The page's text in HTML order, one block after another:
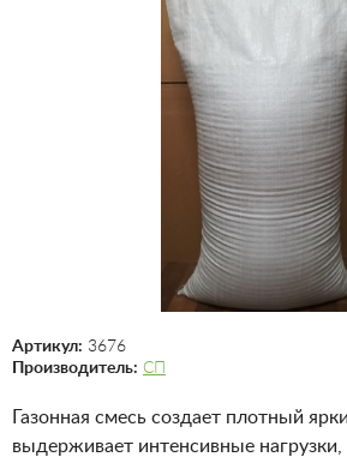
Артикул: 3676
Производитель: СП
Газонная смесь создает плотный
выдерживает интенсивные